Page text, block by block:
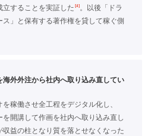
することを実証した [4]。以後「ドラ
」と保有する著作権を貸して稼ぐ側
海外外注から社内へ取り込み直してい
稼働させ全工程をデジタル化し、
を開講して作画を社内へ取り込み直し
益の柱となり質を落とせなくなった